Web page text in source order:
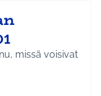
missä voisivat